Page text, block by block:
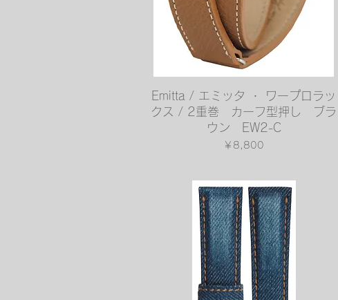
クイックビュー
Emitta / エミッタ ・ ワープロラッ
クス / 2重巻 カーフ型押し ブラ
ウン EW2-C
価格
￥8,800